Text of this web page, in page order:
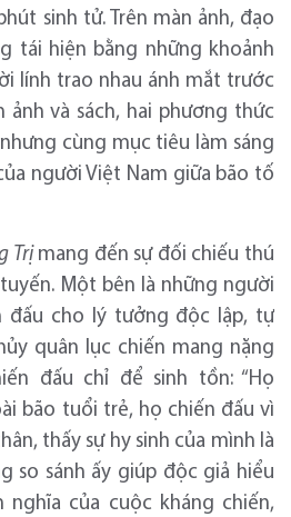
sinh tử. Trên màn ảnh, đạo
tái hiện bằng những khoảnh
lính trao nhau ánh mắt trước
và sách, hai phương thức
cùng mục tiêu làm sáng
người Việt Nam giữa bão tố
Trịmang đến sự đối chiếu thú
Một bên là những người
đấu cho lý tưởng độc lập, tự
quân lục chiến mang nặng
đấu chỉ để sinh tồn: “Họ
bão tuổi trẻ, họ chiến đấu vì
thấy sự hy sinh của mình là
so sánh ấy giúp độc giả hiểu
của cuộc kháng chiến,